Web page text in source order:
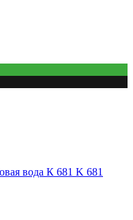
вода К 681 K 681